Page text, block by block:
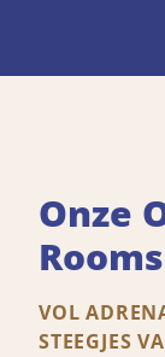
Onze
VOL
STEEGJES